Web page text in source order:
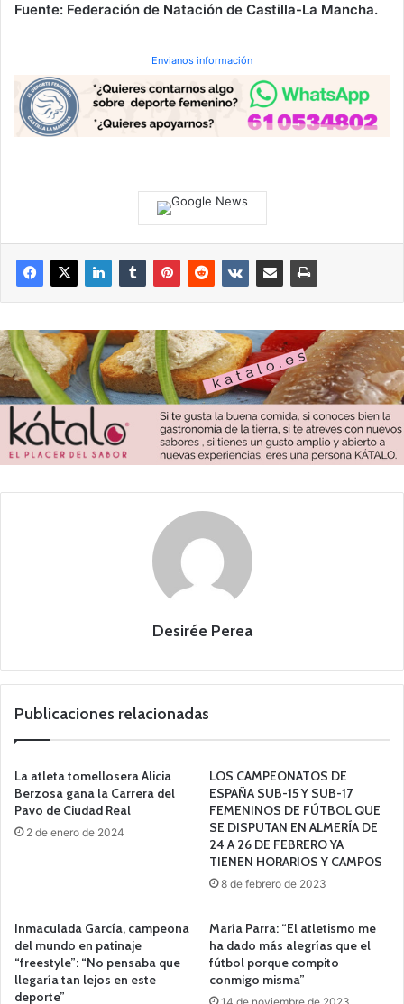
Fuente: Federación de Natación de Castilla-La Mancha.
Envianos información
Desirée Perea
Publicaciones relacionadas
La atleta tomellosera Alicia
Berzosa gana la Carrera del
Pavo de Ciudad Real
2 de enero de 2024
LOS CAMPEONATOS DE
ESPAÑA SUB-15 Y SUB-17
FEMENINOS DE FÚTBOL QUE
SE DISPUTAN EN ALMERÍA DE
24 A 26 DE FEBRERO YA
TIENEN HORARIOS Y CAMPOS
8 de febrero de 2023
Inmaculada García, campeona
del mundo en patinaje
“freestyle”: “No pensaba que
llegaría tan lejos en este
deporte”
María Parra: “El atletismo me
ha dado más alegrías que el
fútbol porque compito
conmigo misma”